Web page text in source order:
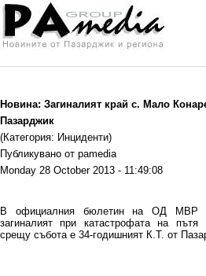
Новина: Загиналият край с. Мало
Пазарджик
(Категория: Инциденти)
Публикувано от pamedia
Monday 28 October 2013 - 11:49:08
В официалния бюлетин на ОД МВР
загиналият при катастрофата на
срещу събота е 34-годишният К.Т. от